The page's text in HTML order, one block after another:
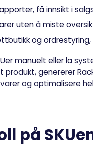
få innsikt i
uten å miste
og
manuelt eller la
genererer
og optimalisere
på